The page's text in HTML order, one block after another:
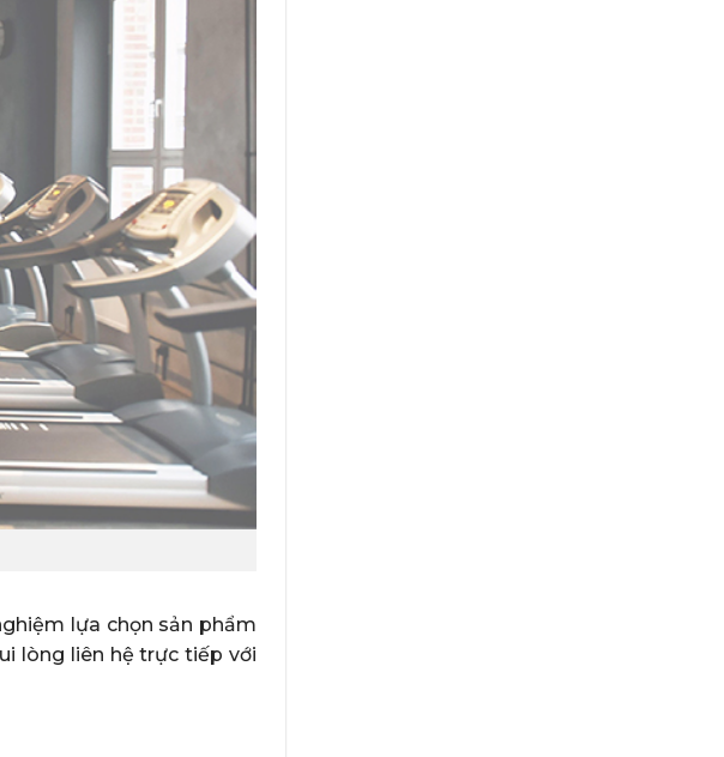
lựa chọn sản phẩm
lòng liên hệ trực tiếp với